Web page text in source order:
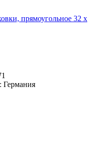
прямоугольное 32 x
Германия